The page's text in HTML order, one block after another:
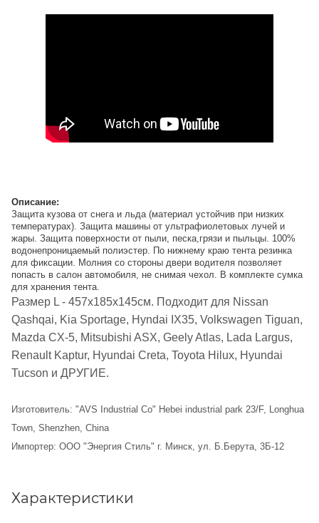
Описание:
Защита кузова от снега и льда (материал устойчив при низких
температурах). Защита машины от ультрафиолетовых лучей и
жары. Защита поверхности от пыли, песка,грязи и пыльцы. 100%
водонепроницаемый полиэстер. По нижнему краю тента резинка
для фиксации. Молния со стороны двери водителя позволяет
попасть в салон автомобиля, не снимая чехол. В комплекте сумка
для хранения тента.
Размер L - 457х185х145см. Подходит для Nissan
Qashqai, Kia Sportage, Hyndai IX35, Volkswagen Tiguan,
Mazda CX-5, Mitsubishi ASX, Geely Atlas, Lada Largus,
Renault Kaptur, Hyundai Creta, Toyota Hilux, Hyundai
Tucson и ДРУГИЕ.
Изготовитель: "AVS Industrial Co" Hebei industrial park 23/F, Longhua
Town, Shenzhen, China
Импортер: ООО "Энергия Стиль" г. Минск, ул. Б.Берута, 3Б-12
Характеристики